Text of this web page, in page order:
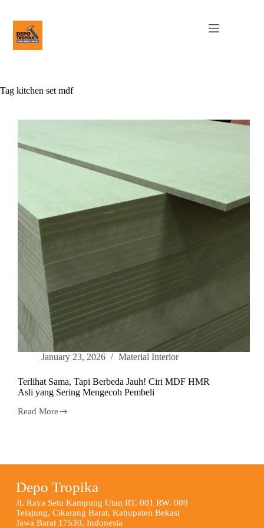
Tag kitchen set mdf
January 23, 2026 Material Interior
Terlihat Sama, Tapi Berbeda Jauh! Ciri MDF HMR
Asli yang Sering Mengecoh Pembeli
Read More
Depo Tropika
Jl. Raya Setu Kampung Utan RT. 001 RW. 009
Telajung, Cikarang Barat, Kabupaten Bekasi
Jawa Barat 17530, Indonesia